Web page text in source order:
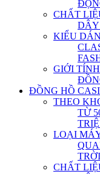
CHẤT
DÂY
KIỂU
GIỚI TÍNH
ĐỒNG HỒ
THEO
TỪ
LOẠI
TRỜI
CHẤT